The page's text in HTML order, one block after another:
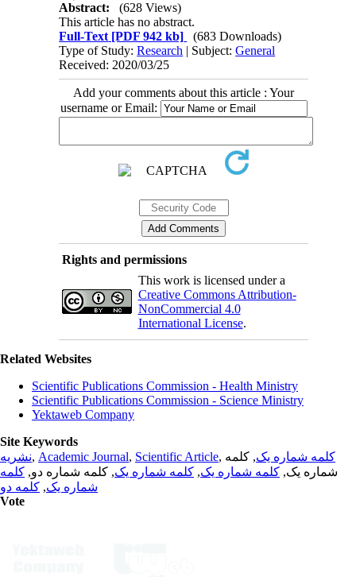
Abstract:
(628 Views)
This article has no abstract.
Full-Text [PDF 942 kb]
(683 Downloads)
Type of Study:Research | Subject:General
Received: 2020/03/25
Add your comments about this article : Your
username or Email:
Rights and permissions
This work is licensed under a
Creative Commons Attribution-
NonCommercial 4.0
International License.
Related Websites
Scientific Publications Commission - Health Ministry
Scientific Publications Commission - Science Ministry
Yektaweb Company
Site Keywords
نشریه, Academic Journal, Scientific Article, کلمه شماره یک, کلمه
شماره یک, کلمه شماره یک, کلمه شماره یک, کلمه شماره دو, کلمه
شماره یک, کلمه دو
Vote